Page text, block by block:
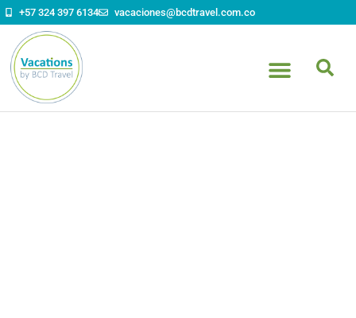
contenido
+57 324 397 6134 vacaciones@bcdtravel.com.co